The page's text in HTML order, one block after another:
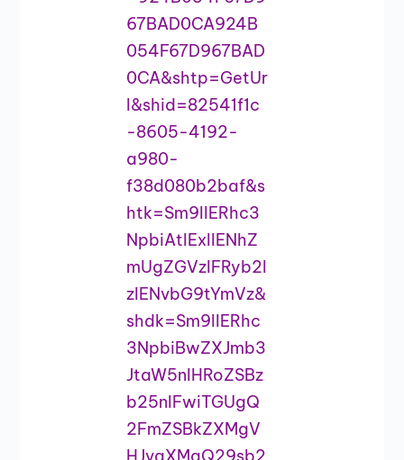
67BAD0CA924B
054F67D967BAD
0CA&shtp=GetUr
l&shid=82541f1c
-8605-4192-
a980-
f38d080b2baf&s
htk=Sm9lIERhc3
NpbiAtIExlIENhZ
mUgZGVzIFRyb2l
zIENvbG9tYmVz&
shdk=Sm9lIERhc
3NpbiBwZXJmb3
JtaW5nIHRoZSBz
b25nIFwiTGUgQ
2FmZSBkZXMgV